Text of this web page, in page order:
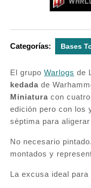
Categorías: Bases
El grupo Warlogs de
kedada de
Miniatura con
edición pero con los
séptima para
No necesario
montados y
La excusa ideal